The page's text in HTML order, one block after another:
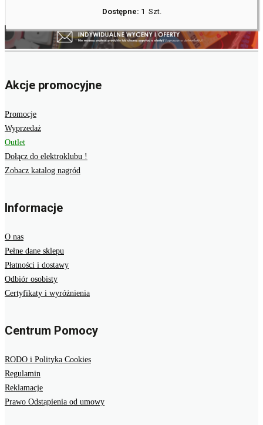
Dostępne: 1 Szt.
Akcje promocyjne
Promocje
Wyprzedaż
Outlet
Dołącz do elektroklubu !
Zobacz katalog nagród
Informacje
O nas
Pełne dane sklepu
Płatności i dostawy
Odbiór osobisty
Certyfikaty i wyróżnienia
Centrum Pomocy
RODO i Polityka Cookies
Regulamin
Reklamacje
Prawo Odstąpienia od umowy